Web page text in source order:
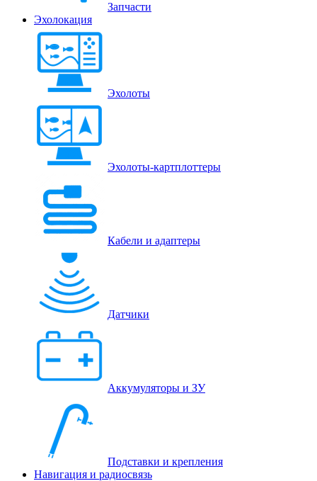
Запчасти
Эхолокация
Эхолоты
Эхолоты-картплоттеры
Кабели и адаптеры
Датчики
Аккумуляторы и ЗУ
Подставки и крепления
Навигация и радиосвязь